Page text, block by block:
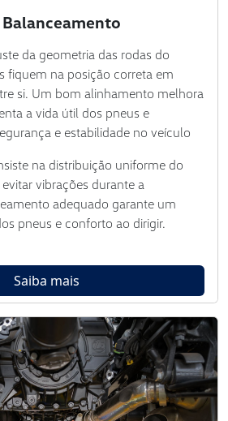
da geometria das rodas do
fiquem na posição correta em
si. Um bom alinhamento melhora
a vida útil dos pneus e
e estabilidade no veículo
na distribuição uniforme do
vibrações durante a
adequado garante um
pneus e conforto ao dirigir.
Saiba mais